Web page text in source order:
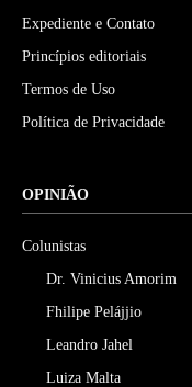
Expediente e Contato
Princípios editoriais
Termos de Uso
Política de Privacidade
OPINIÃO
Colunistas
Dr. Vinicius Amorim
Fhilipe Pelájjio
Leandro Jahel
Luiza Malta